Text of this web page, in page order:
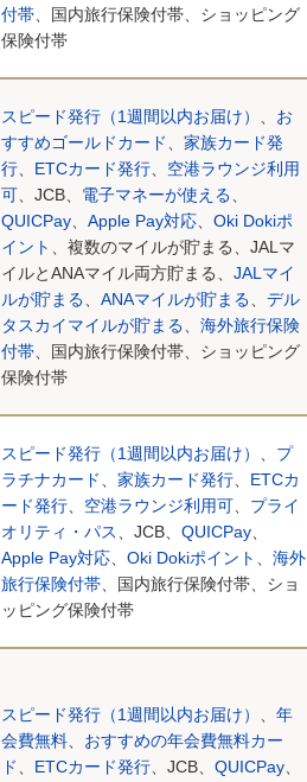
付帯、国内旅行保険付帯、ショッピング
保険付帯
スピード発行（1週間以内お届け） 、 お
すすめゴールドカード、 家族カード発
行、 ETCカード発行、 空港ラウンジ利用
可、JCB、 電子マネーが使える、
QUICPay、 Apple Pay対応、 Oki Dokiポ
イント 、複数のマイルが貯まる、JALマ
イルとANAマイル両方貯まる、 JALマイ
ルが貯まる、 ANAマイルが貯まる、 デル
タスカイマイルが貯まる、 海外旅行保険
付帯、国内旅行保険付帯、ショッピング
保険付帯
スピード発行（1週間以内お届け） 、 プ
ラチナカード、 家族カード発行、 ETCカ
ード発行、 空港ラウンジ利用可、 プライ
オリティ・パス、JCB、 QUICPay、
Apple Pay対応、 Oki Dokiポイント 、 海外
旅行保険付帯、国内旅行保険付帯、ショ
ッピング保険付帯
スピード発行（1週間以内お届け） 、 年
会費無料、 おすすめの年会費無料カー
ド、 ETCカード発行、JCB、 QUICPay、